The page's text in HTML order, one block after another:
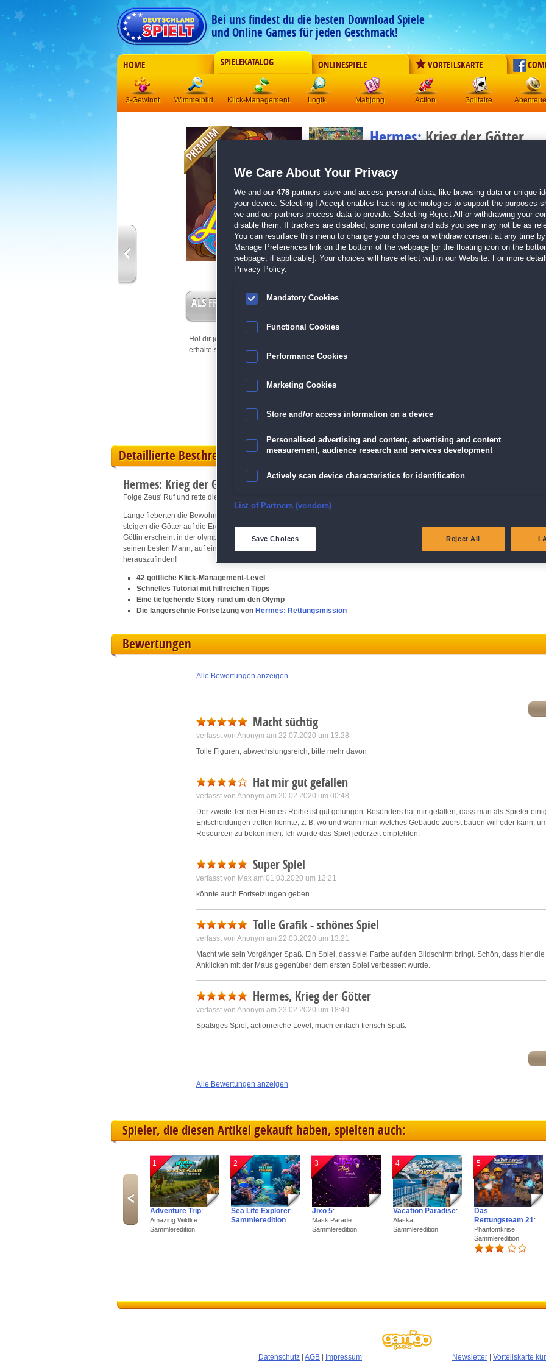
Bei uns findest du die besten Download Spiele
und Online Games für jeden Geschmack!
HOME SPIELEKATALOG ONLINESPIELE VORTEILSKARTE
3-Gewinnt Wimmelbild Klick-Management Logik Mahjong Action Solitaire
Hermes:Krieg der Götter
Klick-Management | Größe: 524.7 MB
42 göttliche Klick-Management-Level
Schnelles Tutorial mit hilfreichen Tipps
Eine tiefgehende Story rund um den Olymp
Die langersehnte Fortsetzung vonHermes:
ALS FREISPIEL EINLÖSEN
Hol dir jetzt deine
erhalte sofort bis zu 15 Freispiele!
Dieses Spiel ist auch als Sammleredition
Detaillierte Beschreibung
Hermes: Krieg der Götter
Folge Zeus' Ruf und rette die olympischen Spiele!
Lange fieberten die Bewohner von Hellas dem heutigen Tag entgegen: Die Eröffnung der olympischen Spiele! Traditionsgemäß
steigen die Götter auf die Erde hinab und stellen sich mutigen Aufgaben. Doch dann wendet sich das Blatt: Eine zornentbrannte
Göttin erscheint in der olympischen Flamme und will den Olymp erobern! Zeus zweifelt keine Sekunde und schickt Hermes,
seinen besten Mann, auf eine weitere
-Quest, um die Menschen zu retten und mehr über die Göttin
herauszufinden!
42 göttliche Klick-Management-Level
Schnelles Tutorial mit hilfreichen Tipps
Eine tiefgehende Story rund um den Olymp
Die langersehnte Fortsetzung von Hermes: Rettungsmission
Bewertungen
Alle Bewertungen anzeigen
Macht süchtig
verfasst von Anonym am 22.07.2020 um 13:28
Tolle Figuren, abwechslungsreich, bitte mehr davon
Hat mir gut gefallen
verfasst von Anonym am 20.02.2020 um 00:48
Der zweite Teil der Hermes-Reihe ist gut gelungen. Besonders hat mir gefallen, dass man als Spieler
Entscheidungen treffen konnte, z. B. wo und wann man welches Gebäude zuerst bauen will oder kann,
Resourcen zu bekommen. Ich würde das Spiel jederzeit empfehlen.
Super Spiel
verfasst von Max am 01.03.2020 um 12:21
könnte auch Fortsetzungen geben
Tolle Grafik - schönes Spiel
verfasst von Anonym am 22.03.2020 um 13:21
Macht wie sein Vorgänger Spaß. Ein Spiel, dass viel Farbe auf den Bildschirm bringt. Schön, dass hier
Anklicken mit der Maus gegenüber dem ersten Spiel verbessert wurde.
Hermes, Krieg der Götter
verfasst von Anonym am 23.02.2020 um 18:40
Spaßiges Spiel, actionreiche Level, mach einfach tierisch Spaß.
Alle Bewertungen anzeigen
Spieler, die diesen Artikel gekauft haben, spielten auch:
1
Adventure Trip:
Amazing Wildlife
Sammleredition
2
Sea Life Explorer
Sammleredition
3
Jixo 5:
Mask Parade
Sammleredition
4
Vacation Paradise:
Alaska
Sammleredition
5
Das
Rettungsteam 21:
Phantomkrise
Sammleredition
Datenschutz AGB Impressum Newsletter Vorteilskarte
We Care About Your Privacy
We and our 478 partners store and access personal data, like browsing data or unique
your device. Selecting I Accept enables tracking technologies to support the purposes
we and our partners process data to provide. Selecting Reject All or withdrawing your
disable them. If trackers are disabled, some content and ads you see may not be as
You can resurface this menu to change your choices or withdraw consent at any time
Manage Preferences link on the bottom of the webpage [or the floating icon on the
webpage, if applicable]. Your choices will have effect within our Website. For more
Privacy Policy.
Mandatory Cookies
Functional Cookies
Performance Cookies
Marketing Cookies
Store and/or access information on a device
Personalised advertising and content, advertising and content
measurement, audience research and services development
Actively scan device characteristics for identification
Ensure security, prevent and detect fraud, and fix errors
Match and combine data from other data sources
Link different devices
List of Partners (vendors)
Save Choices Reject All I